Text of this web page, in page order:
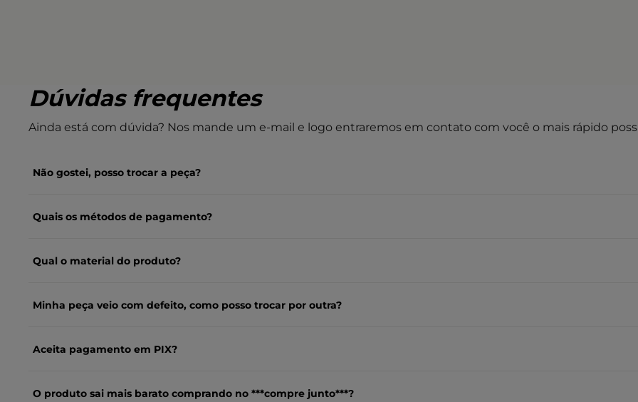
Dúvidas frequentes
Ainda está com dúvida? Nos mande um e-mail e logo entraremos em contato com você o mais rápido
Não gostei, posso trocar a peça?
Quais os métodos de pagamento?
Qual o material do produto?
Minha peça veio com defeito, como posso trocar por outra?
Aceita pagamento em PIX?
O produto sai mais barato comprando no ***compre junto***?